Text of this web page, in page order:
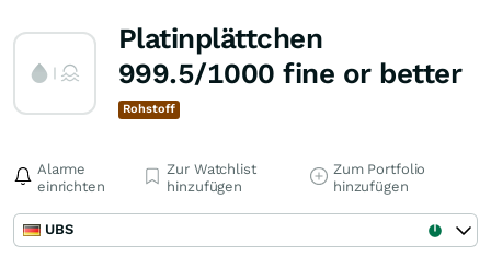
Platinplättchen
999.5/1000 fine or better
Rohstoff
Alarme
einrichten
Zur Watchlist
hinzufügen
Zum Portfolio
hinzufügen
UBS